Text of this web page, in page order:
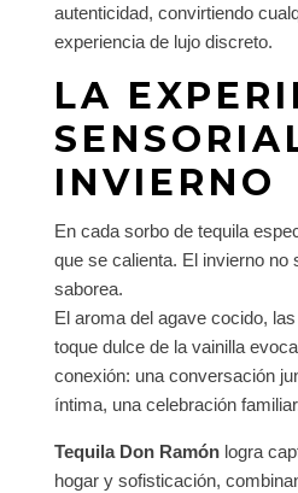
autenticidad, convirtiendo
experiencia de lujo discreto.
LA
INVIERNO
En cada sorbo de tequila
que se calienta. El invierno no
saborea.
El aroma del agave cocido,
toque dulce de la vainilla
conexión: una conversación
íntima, una celebración
Tequila Don Ramón logra
hogar y sofisticación,